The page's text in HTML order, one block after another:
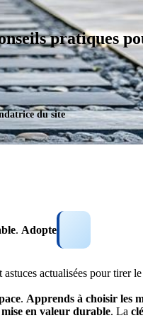
pratiques
du site
. Adopte
actualisées pour tirer
. Apprends à choisir les
mise en valeur durable. La clé